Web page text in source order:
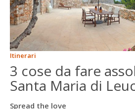
ENGLISH
FRANÇAIS
Itinerari
3 cose da fare
Santa Maria di
Spread the love